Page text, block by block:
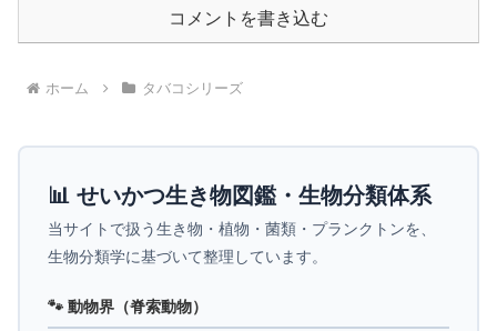
コメントを書き込む
ホーム タバコシリーズ
📊 せいかつ生き物図鑑・生物分類体系
当サイトで扱う生き物・植物・菌類・プランクトンを、
生物分類学に基づいて整理しています。
🐾 動物界（脊索動物）